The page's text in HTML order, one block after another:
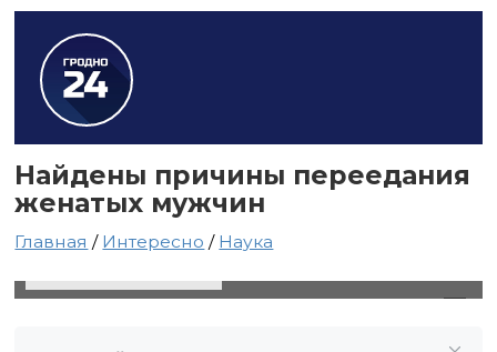
Найдены причины переедания
женатых мужчин
Главная / Интересно / Наука